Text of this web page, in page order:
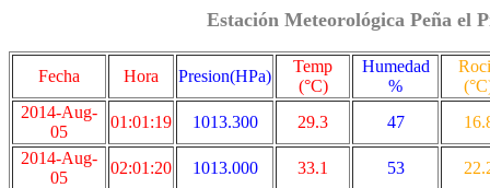
Estación Meteorológica Peña el
Fecha Hora Presion(HPa)
Temp
(°C)
Humedad
%
2014-Aug-
05
01:01:19 1013.300 29.3 47
2014-Aug-
05
02:01:20 1013.000 33.1 53